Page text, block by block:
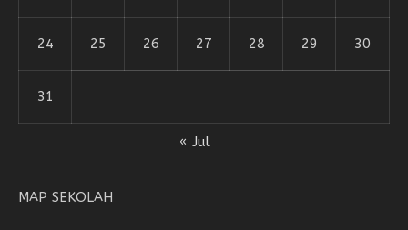
24 25 26 27 28 29 30
31
« Jul
MAP SEKOLAH